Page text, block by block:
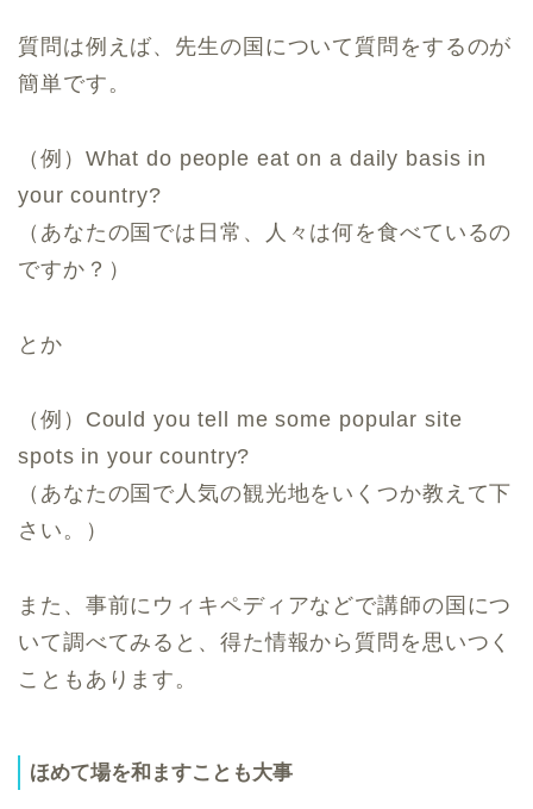
質問は例えば、先生の国について質問をするのが
簡単です。
（例）What do people eat on a daily basis in
your country?
（あなたの国では日常、人々は何を食べているの
ですか？）
とか
（例）Could you tell me some popular site
spots in your country?
（あなたの国で人気の観光地をいくつか教えて下
さい。）
また、事前にウィキペディアなどで講師の国につ
いて調べてみると、得た情報から質問を思いつく
こともあります。
ほめて場を和ますことも大事